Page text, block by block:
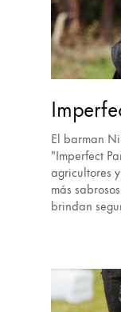
El barman
"Imperfect
agricultores
más
brindan